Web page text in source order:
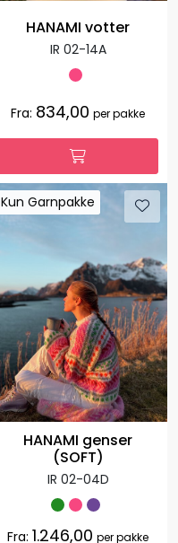
HANAMI votter
IR 02-14A
Fra: 834,00 per pakke
Kun Garnpakke
Kun Garnpakke
HANAMI genser
(SOFT)
IR 02-04D
Fra: 1.246,00 per pakke